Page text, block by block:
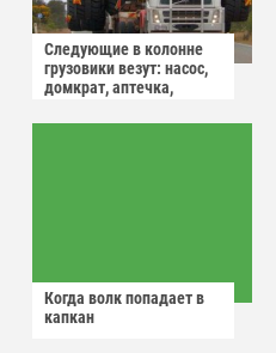
Следующие в колонне
грузовики везут: насос,
домкрат, аптечка,
Когда волк попадает в
капкан